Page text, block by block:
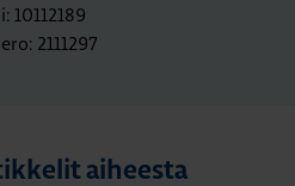
10112189
2111297
aiheesta